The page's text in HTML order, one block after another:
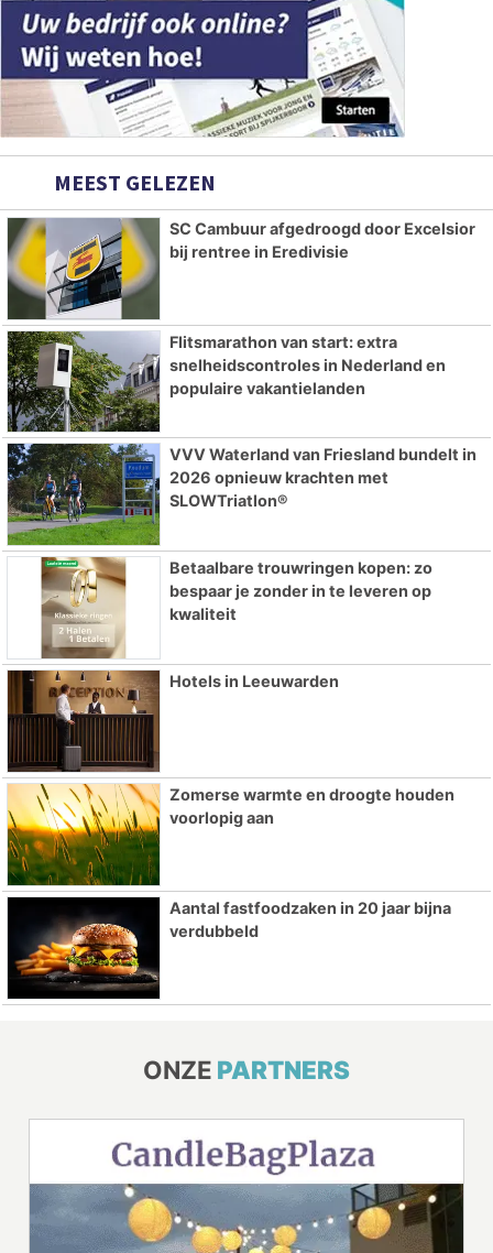
MEEST GELEZEN
SC Cambuur afgedroogd door Excelsior
bij rentree in Eredivisie
Flitsmarathon van start: extra
snelheidscontroles in Nederland en
populaire vakantielanden
VVV Waterland van Friesland bundelt in
2026 opnieuw krachten met
SLOWTriatlon®
Betaalbare trouwringen kopen: zo
bespaar je zonder in te leveren op
kwaliteit
Hotels in Leeuwarden
Zomerse warmte en droogte houden
voorlopig aan
Aantal fastfoodzaken in 20 jaar bijna
verdubbeld
ONZE PARTNERS